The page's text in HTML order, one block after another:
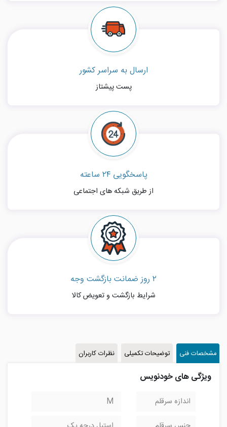
ارسال به سراسر کشور
پست پیشتاز
پاسخگویی ۲۴ ساعته
از طریق شبکه های اجتماعی
۲ روز ضمانت بازگشت وجه
شرایط بازگشت و تعویض کالا
مشخصات فنی توضیحات تکمیلی نظرات کاربران
ویژگی های خودنویس
اندازه سرقلم
M